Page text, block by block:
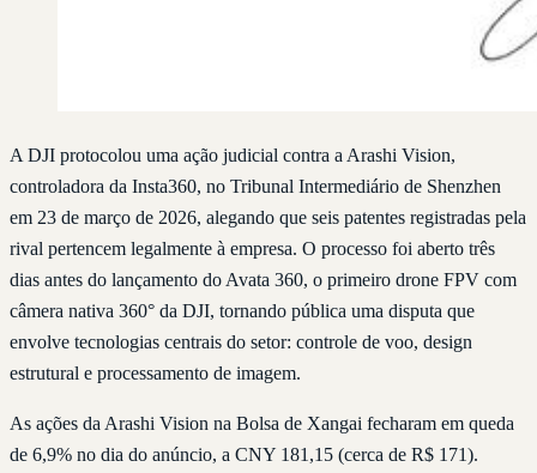
A DJI protocolou uma ação judicial contra a Arashi Vision,
controladora da Insta360, no Tribunal Intermediário de Shenzhen
em 23 de março de 2026, alegando que seis patentes registradas pela
rival pertencem legalmente à empresa. O processo foi aberto três
dias antes do lançamento do Avata 360, o primeiro drone FPV com
câmera nativa 360° da DJI, tornando pública uma disputa que
envolve tecnologias centrais do setor: controle de voo, design
estrutural e processamento de imagem.
As ações da Arashi Vision na Bolsa de Xangai fecharam em queda
de 6,9% no dia do anúncio, a CNY 181,15 (cerca de R$ 171).